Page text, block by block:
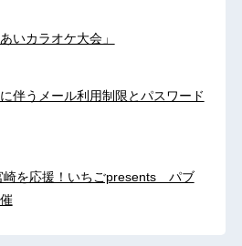
いカラオケ大会」
伴うメール利用制限とパスワード
崎を応援！いちごpresents パブ